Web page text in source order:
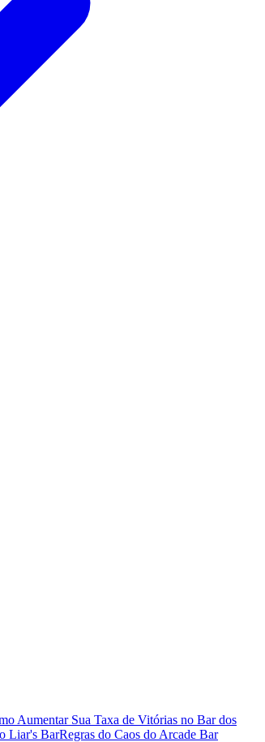
Aumentar Sua Taxa de Vitórias no Bar dos
Liar's BarRegras do Caos do Arcade Bar